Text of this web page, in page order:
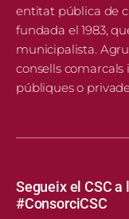
entitat pública de
fundada el 1983,
municipalista.
consells comarcals
públiques o
Segueix el CSC a
#ConsorciCSC